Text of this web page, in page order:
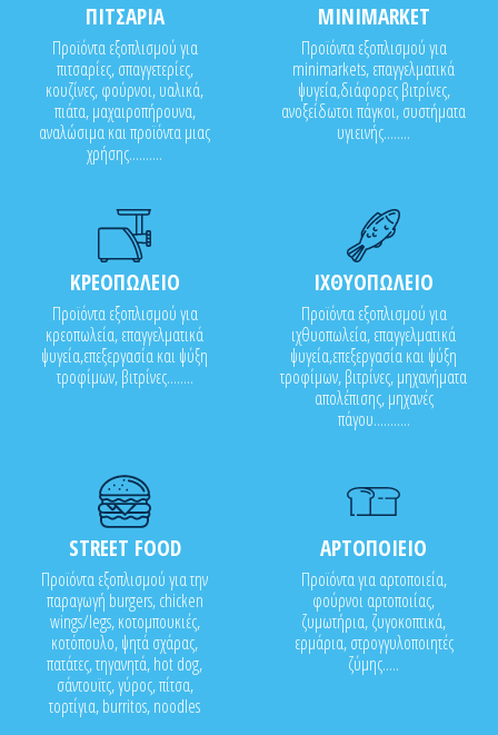
ΠΙΤΣΑΡΙΑ
Προϊόντα εξοπλισμού για
πιτσαρίες, σπαγγετερίες,
κουζίνες, φούρνοι, υαλικά,
πιάτα, μαχαιροπήρουνα,
αναλώσιμα και προϊόντα μιας
χρήσης..........
MINIMARKET
Προϊόντα εξοπλισμού για
minimarkets, επαγγελματικά
ψυγεία,διάφορες βιτρίνες,
ανοξείδωτοι πάγκοι, συστήματα
υγιεινής........
ΚΡΕΟΠΩΛΕΙΟ
Προϊόντα εξοπλισμού για
κρεοπωλεία, επαγγελματικά
ψυγεία,επεξεργασία και ψύξη
τροφίμων, βιτρίνες........
ΙΧΘΥΟΠΩΛΕΙΟ
Προϊόντα εξοπλισμού για
ιχθυοπωλεία, επαγγελματικά
ψυγεία,επεξεργασία και ψύξη
τροφίμων, βιτρίνες, μηχανήματα
απολέπισης, μηχανές
πάγου...........
STREET FOOD
Προϊόντα εξοπλισμού για την
παραγωγή burgers, chicken
wings/legs, κοτομπουκιές,
κοτόπουλο, ψητά σχάρας,
πατάτες, τηγανητά, hot dog,
σάντουϊτς, γύρος, πίτσα,
τορτίγια, burritos, noodles
ΑΡΤΟΠΟΙΕΙΟ
Προϊόντα για αρτοποιεία,
φούρνοι αρτοποιίας,
ζυμωτήρια, ζυγοκοπτικά,
ερμάρια, στρογγυλοποιητές
ζύμης.....